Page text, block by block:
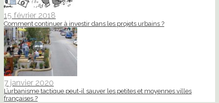
15 février 2018
Comment continuer à investir dans les projets urbains ?
7 janvier 2020
L’urbanisme tactique peut-il sauver les petites et moyennes villes
françaises ?